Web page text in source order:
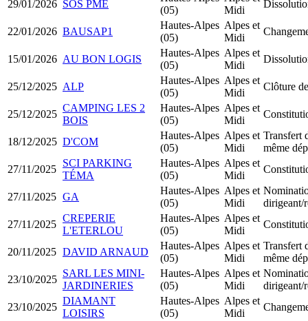
29/01/2026 SOS PME
(05)
Midi
22/01/2026 BAUSAP1
Hautes-Alpes
(05)
Alpes et
Midi
15/01/2026 AU BON LOGIS
Hautes-Alpes
(05)
Alpes et
Midi
25/12/2025 ALP
Hautes-Alpes
(05)
Alpes et
Midi
Clôture
25/12/2025
CAMPING LES 2
BOIS
Hautes-Alpes
(05)
Alpes et
Midi
18/12/2025 D'COM
Hautes-Alpes
(05)
Alpes et
Midi
Transfert
même
27/11/2025
SCI PARKING
TÉMA
Hautes-Alpes
(05)
Alpes et
Midi
27/11/2025 GA
Hautes-Alpes
(05)
Alpes et
Midi
dirigeant/
27/11/2025
CREPERIE
L'ETERLOU
Hautes-Alpes
(05)
Alpes et
Midi
20/11/2025 DAVID ARNAUD
Hautes-Alpes
(05)
Alpes et
Midi
Transfert
même
23/10/2025
SARL LES MINI-
JARDINERIES
Hautes-Alpes
(05)
Alpes et
Midi
dirigeant/
23/10/2025
DIAMANT
LOISIRS
Hautes-Alpes
(05)
Alpes et
Midi